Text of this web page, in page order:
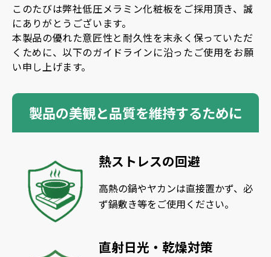
このたびは弊社低圧メラミン化粧板をご採用頂き、誠
にありがとうございます。
本製品の優れた意匠性と耐久性を末永く保っていただ
くために、以下のガイドラインに沿ったご使用をお願
い申し上げます。
製品の美観と品質を維持するために
熱ストレスの回避
高熱の鍋やヤカンは直接置かず、必
ず鍋敷き等をご使用ください。
直射日光・乾燥対策